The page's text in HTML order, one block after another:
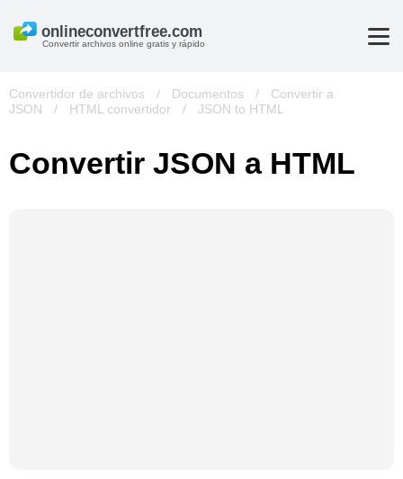
Convertir archivos online gratis y rápido
Convertidor de archivos / Documentos /
Convertir a
JSON
/ HTML convertidor / JSON to HTML
Convertir JSON a HTML